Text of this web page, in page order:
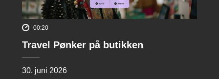
00:20
Travel Pønker på butikken
30. juni 2026